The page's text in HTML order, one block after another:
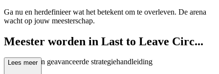
Ga nu en herdefinieer wat het betekent om te overleven. De arena
wacht op jouw meesterschap.
Meester worden in Last to Leave Circ...
le Obby: Een geavanceerde strategiehandleiding
Lees meer